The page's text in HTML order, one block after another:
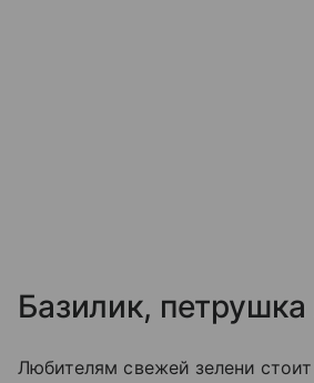
Базилик, петрушка
Любителям свежей зелени